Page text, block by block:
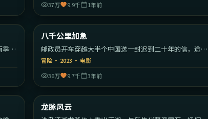
37万
9.9千 1年前
季里
热门
2:28:57
八千公里加急
邮政员开车穿越大半个中国送一封迟到二十年的信，途中
遇见各色旅人。
冒险· 2023 · 电影
36万
9.7千 3年前
热门
2:01:33
龙脉风云